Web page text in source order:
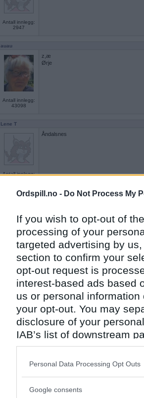
Ordspill.no - Do Not Process My
If you wish to opt-out of
processing of your
targeted advertising by
section to confirm your
opt-out request is
interest-based ads based
us or personal
your opt-out. You may
disclosure of your
IAB’s list of downstream
also be disclosed by us
Downstream Participants
Please note that this
Personal Data Processing Opt Outs
Google consents
Antall innlegg:
2947
auau
Antall innlegg:
43098
z,æ
Ørje
Lene T
Antall innlegg:
Åndalsnes
Antall innlegg:
43098
Antall innlegg:
2947
Bergen